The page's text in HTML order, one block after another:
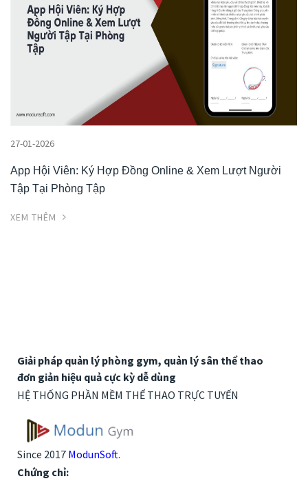
27-01-2026
App Hội Viên: Ký Hợp Đồng Online & Xem Lượt Người
Tập Tại Phòng Tập
XEM THÊM
Giải pháp quản lý phòng gym, quản lý sân thể thao
đơn giản hiệu quả cực kỳ dễ dùng
HỆ THỐNG PHẦN MỀM THỂ THAO TRỰC TUYẾN
Since 2017 ModunSoft.
Chứng chỉ: